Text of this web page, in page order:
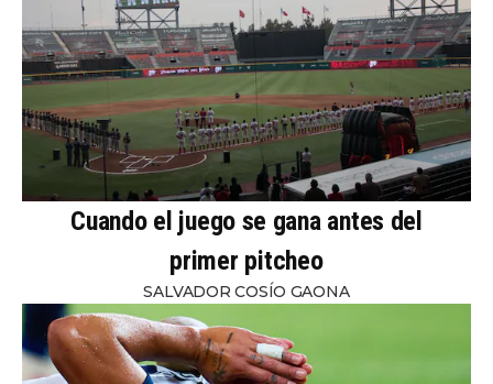
Cuando el juego se gana antes del
primer pitcheo
SALVADOR COSÍO GAONA